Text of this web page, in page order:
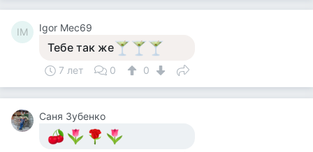
IM Igor Mec69
Тебе так же
7 лет 0 0
Саня Зубенко